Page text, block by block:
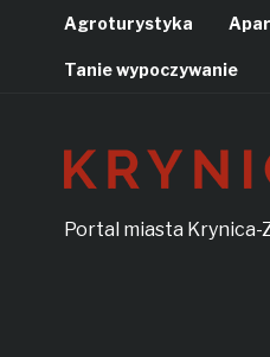
Agroturystyka
Tanie wypoczywanie
Portal miasta